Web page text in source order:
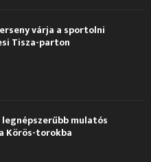
várja a sportolni
Tisza-parton
mulatós
Körös-torokba